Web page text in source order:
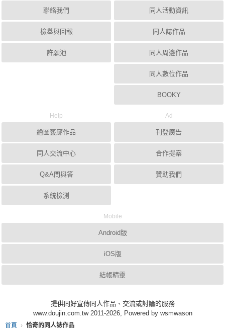
首頁 恰奇的同人誌作品
聯絡我們
檢舉與回報
許願池
同人活動資訊
同人誌作品
同人周邊作品
同人數位作品
BOOKY
Help
繪圖藝廊作品
同人交流中心
Q&A問與答
系統檢測
Ad
刊登廣告
合作提案
贊助我們
Mobile
Android版
iOS版
結帳精靈
提供同好宣傳同人作品、交流或討論的服務
www.doujin.com.tw 2011-2026, Powered by wsmwason